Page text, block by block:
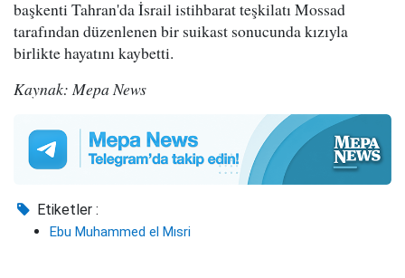
başkenti Tahran'da İsrail istihbarat teşkilatı Mossad
tarafından düzenlenen bir suikast sonucunda kızıyla
birlikte hayatını kaybetti.
Kaynak: Mepa News
Etiketler :
Ebu Muhammed el Mısri